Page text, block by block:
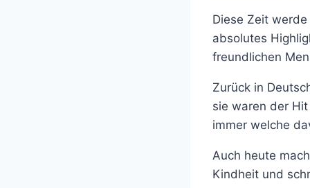
Diese Zeit
absolutes
freundlichen
Zurück in
sie waren der
immer welche
Auch heute
Kindheit und